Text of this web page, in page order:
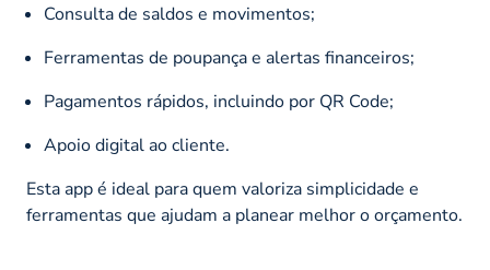
Consulta de saldos e movimentos;
Ferramentas de poupança e alertas financeiros;
Pagamentos rápidos, incluindo por QR Code;
Apoio digital ao cliente.
Esta app é ideal para quem valoriza simplicidade e
ferramentas que ajudam a planear melhor o orçamento.